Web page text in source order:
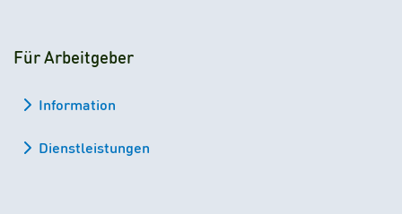
Für Arbeitgeber
Information
Dienstleistungen